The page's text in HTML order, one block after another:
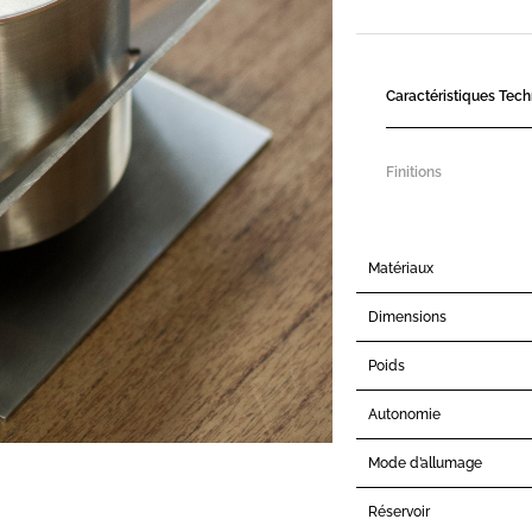
Caractéristiques
Finitions
Matériaux
Dimensions
Poids
Autonomie
Mode d’allumage
Réservoir